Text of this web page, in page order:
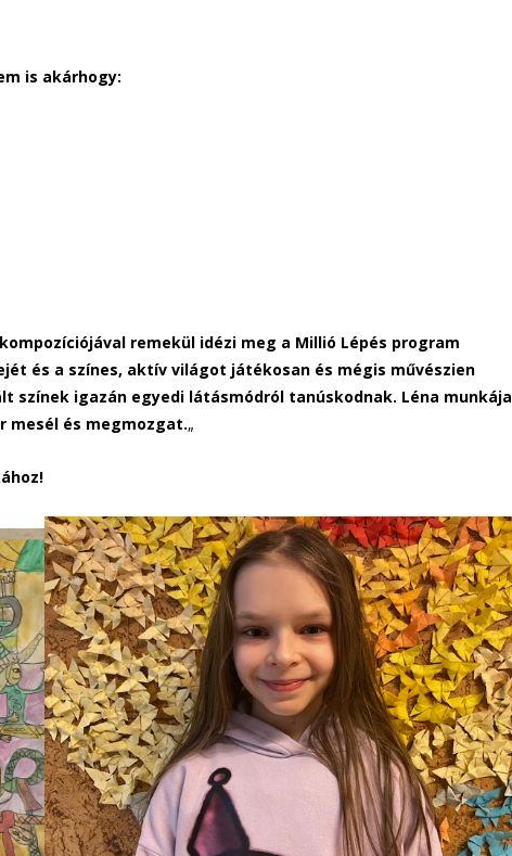
is akárhogy:
remekül idézi meg a Millió Lépés program
és a színes, aktív világot játékosan és mégis művészien
színek igazán egyedi látásmódról tanúskodnak. Léna munkája
mesél és megmozgat.„